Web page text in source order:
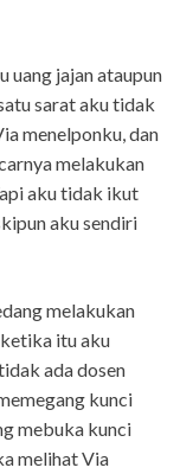
uang jajan ataupun
sarat aku tidak
menelponku, dan
melakukan
aku tidak ikut
aku sendiri
melakukan
itu aku
ada dosen
kunci
mebuka kunci
melihat Via